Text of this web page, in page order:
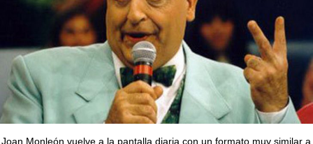
Joan Monleón vuelve a la pantalla diaria con un formato muy similar a